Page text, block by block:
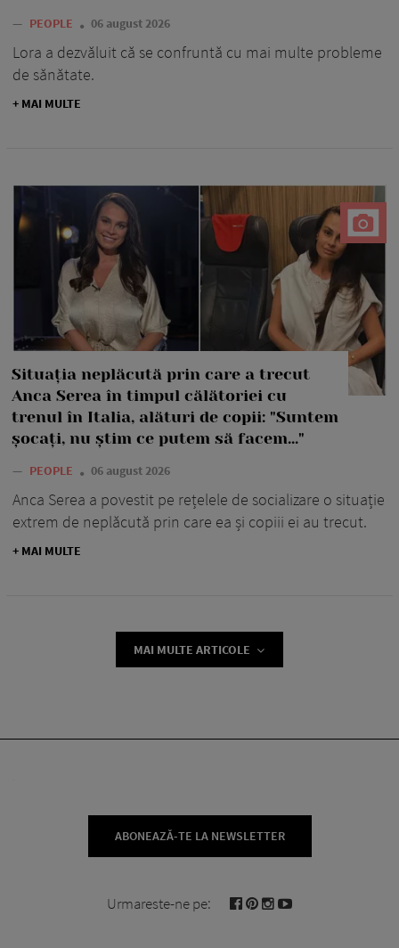
— PEOPLE 06 august 2026
Lora a dezvăluit că se confruntă cu mai multe probleme
de sănătate.
+ MAI MULTE
Situația neplăcută prin care a trecut
Anca Serea în timpul călătoriei cu
trenul în Italia, alături de copii: "Suntem
șocați, nu știm ce putem să facem..."
— PEOPLE 06 august 2026
Anca Serea a povestit pe rețelele de socializare o situație
extrem de neplăcută prin care ea și copiii ei au trecut.
+ MAI MULTE
MAI MULTE ARTICOLE
ABONEAZĂ-TE LA NEWSLETTER
Urmareste-ne pe: